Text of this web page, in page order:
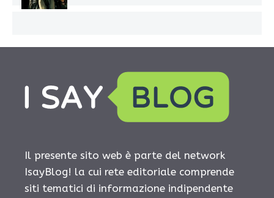
Il presente sito web è parte del network
IsayBlog! la cui rete editoriale comprende
siti tematici di informazione indipendente